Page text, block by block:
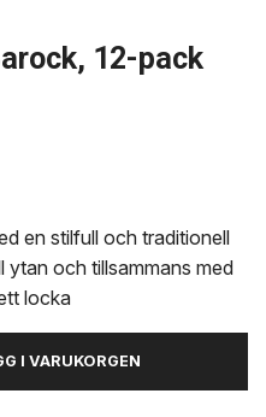
12-pack
en stilfull och traditionell
ytan och tillsammans med
locka
I VARUKORGEN